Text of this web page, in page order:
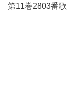
第11巻2803番